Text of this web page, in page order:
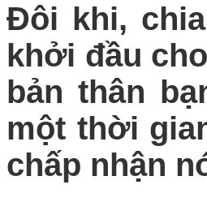
Đôi khi,
khởi đầu
bản thân
một thời
chấp nhận